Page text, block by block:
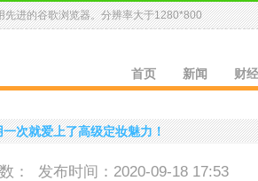
先进的谷歌浏览器。分辨率大于1280*800
首页 新闻 财经
次就爱上了高级定妆魅力！
： 发布时间：2020-09-18 17:53